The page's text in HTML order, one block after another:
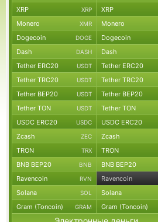
XRP XRP XRP
Monero XMR Monero
Dogecoin DOGE Dogecoin
Dash DASH Dash
Tether ERC20 USDT Tether ERC20
Tether TRC20 USDT Tether TRC20
Tether BEP20 USDT Tether BEP20
Tether TON USDT Tether TON
USDC ERC20 USDC USDC ERC20
Zcash ZEC Zcash
TRON TRX TRON
BNB BEP20 BNB BNB BEP20
Ravencoin RVN Ravencoin
Solana SOL Solana
Gram (Toncoin) GRAM Gram (Toncoin)